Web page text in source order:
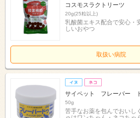
コスモスラクトリーツ
20g(25粒以上)
乳酸菌エキス配合で安心・
しいおやつ
取扱い病院
サイペット フレーバー
50g
苦手なお薬を包んでおいし